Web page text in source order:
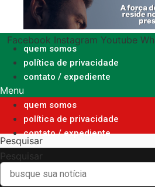
o
conteúdo
Facebook Instagram Youtube
quem somos
política de privacidade
contato / expediente
Menu
quem somos
política de privacidade
contato / expediente
Pesquisar
Pesquisar